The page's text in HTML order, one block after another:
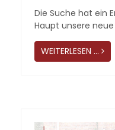
Die Suche hat ein
Haupt unsere
WEITERLESEN …